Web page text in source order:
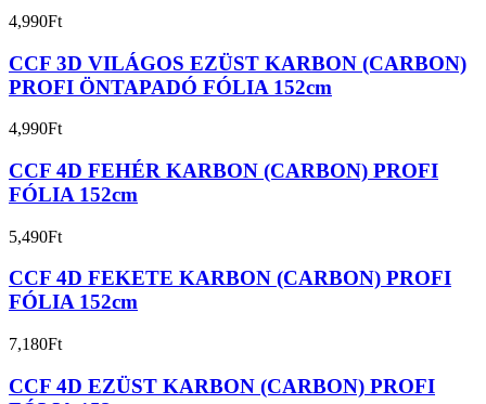
4,990Ft
CCF 3D VILÁGOS EZÜST KARBON (CARBON)
PROFI ÖNTAPADÓ FÓLIA 152cm
4,990Ft
CCF 4D FEHÉR KARBON (CARBON) PROFI
FÓLIA 152cm
5,490Ft
CCF 4D FEKETE KARBON (CARBON) PROFI
FÓLIA 152cm
7,180Ft
CCF 4D EZÜST KARBON (CARBON) PROFI